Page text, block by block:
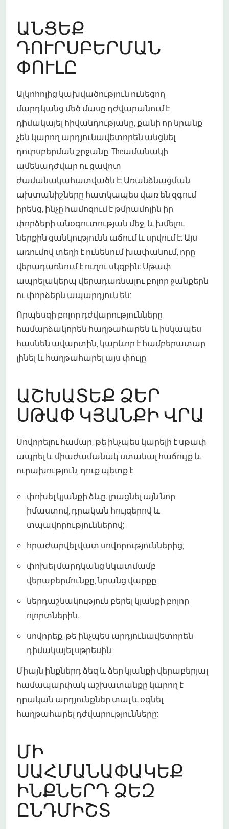
ԱՆՑԵՔ
ԴՈՒՐՍԲԵՐՄԱՆ
ՓՈՒԼԸ
Ալկոհոլից կախվածություն ունեցող
մարդկանց մեծ մասը դժվարանում է
դիմակայել հիվանդությանը, քանի որ նրանք
չեն կարող արդյունավետորեն անցնել
դուրսբերման շրջանը: Theամանակի
ամենադժվար ու ցավոտ
ժամանակահատվածն է: Առանձնացման
ախտանիշները հատկապես վառ են զգում
իրենց, ինչը համոզում է թմրամոլին իր
փորձերի անօգուտության մեջ, և խմելու
ներքին ցանկությունն աճում և սրվում է: Այս
առումով տեղի է ունենում խափանում, որը
վերադառնում է ուղու սկզբին: Սթափ
ապրելակերպ վերադառնալու բոլոր ջանքերն
ու փորձերն ապարդյուն են:
Որպեսզի բոլոր դժվարությունները
համարձակորեն հաղթահարեն և իսկապես
հասնեն ավարտին, կարևոր է համբերատար
լինել և հաղթահարել այս փուլը:
ԱՇԽԱՏԵՔ ՁԵՐ
ՍԹԱՓ ԿՅԱՆՔԻ ՎՐԱ
Սովորելու համար, թե ինչպես կարելի է սթափ
ապրել և միաժամանակ ստանալ հաճույք և
ուրախություն, դուք պետք է.
փոխել կյանքի ձևը. լրացնել այն նոր
իմաստով, դրական հույզերով և
տպավորություններով;
հրաժարվել վատ սովորություններից;
փոխել մարդկանց նկատմամբ
վերաբերմունքը, նրանց վարքը;
ներդաշնակություն բերել կյանքի բոլոր
ոլորտներին.
սովորեք, թե ինչպես արդյունավետորեն
դիմակայել սթրեսին:
Միայն ինքներդ ձեզ և ձեր կյանքի վերաբերյալ
համապարփակ աշխատանքը կարող է
դրական արդյունքներ տալ և օգնել
հաղթահարել դժվարությունները:
ՄԻ
ՍԱՀՄԱՆԱՓԱԿԵՔ
ԻՆՔՆԵՐԴ ՁԵԶ
ԸՆԴՄԻՇՏ